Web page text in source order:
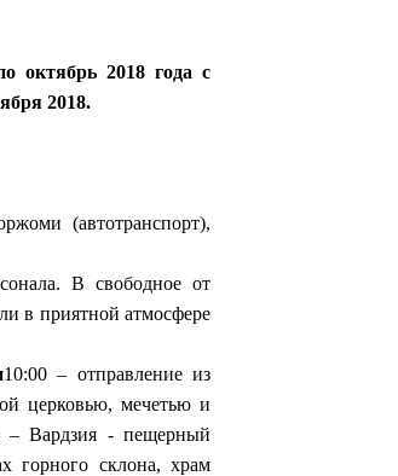
октябрь 2018 года с
2018.
(автотранспорт),
В свободное от
в приятной атмосфере
10:00 – отправление из
церковью, мечетью и
– Вардзия - пещерный
горного склона, храм